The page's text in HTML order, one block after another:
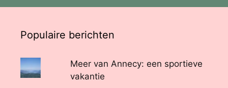
Populaire berichten
Meer van Annecy: een sportieve
vakantie